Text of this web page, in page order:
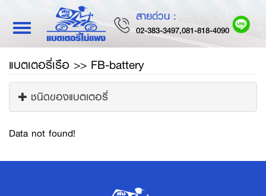
Toggle
navigation
สายด่วน :
02-383-3497,081-818-4090
แบตเตอรี่เรือ >> FB-battery
ชนิดของแบตเตอรี่
Data not found!